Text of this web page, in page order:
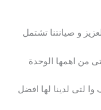
و صيانتنا تشتمل
من اهمها الوحدة
وا لتى لدينا لها افضل